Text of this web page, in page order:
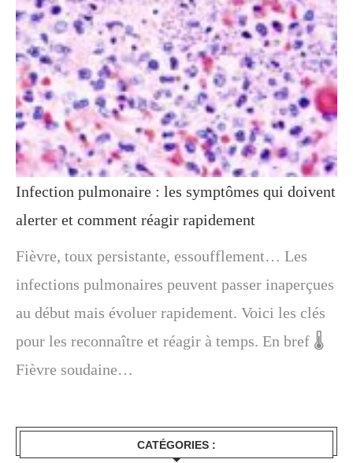
Infection pulmonaire : les symptômes qui doivent
alerter et comment réagir rapidement
Fièvre, toux persistante, essoufflement… Les
infections pulmonaires peuvent passer inaperçues
au début mais évoluer rapidement. Voici les clés
pour les reconnaître et réagir à temps. En bref 🌡️
Fièvre soudaine…
CATÉGORIES :